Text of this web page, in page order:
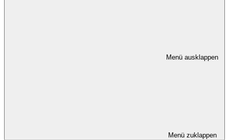
Menü ausklappen
Menü zuklappen